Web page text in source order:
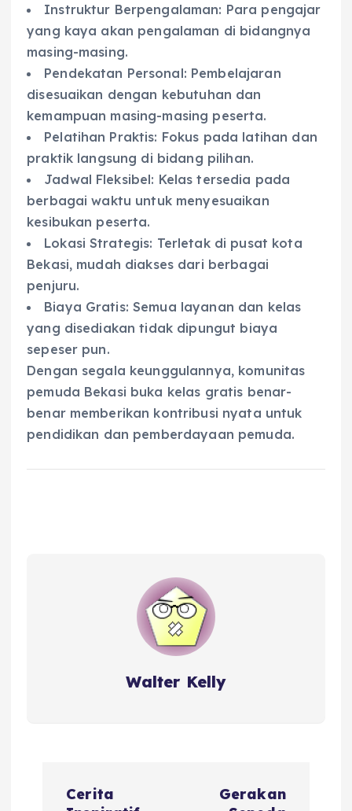
Instruktur Berpengalaman: Para pengajar
yang kaya akan pengalaman di bidangnya
masing-masing.
Pendekatan Personal: Pembelajaran
disesuaikan dengan kebutuhan dan
kemampuan masing-masing peserta.
Pelatihan Praktis: Fokus pada latihan dan
praktik langsung di bidang pilihan.
Jadwal Fleksibel: Kelas tersedia pada
berbagai waktu untuk menyesuaikan
kesibukan peserta.
Lokasi Strategis: Terletak di pusat kota
Bekasi, mudah diakses dari berbagai
penjuru.
Biaya Gratis: Semua layanan dan kelas
yang disediakan tidak dipungut biaya
sepeser pun.
Dengan segala keunggulannya, komunitas
pemuda Bekasi buka kelas gratis benar-
benar memberikan kontribusi nyata untuk
pendidikan dan pemberdayaan pemuda.
Walter Kelly
Cerita
Gerakan